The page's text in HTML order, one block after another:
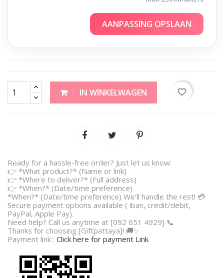
AANPASSING OPSLAAN
IN WINKELWAGEN favorite_border
Ready for a hassle-free order? Just let us know:
👉 *What product?* (Name or link)
👉 *Where to deliver?* (Full address)
👉 *When?* (Date/time preference)
*When?* (Date/time preference) We’ll handle the rest! 💳
Secure payment options available ( iban, credit/debit,
PayPal, Apple Pay).
Need help? Call us anytime at [092 651 4929] 📞
Thanks for choosing [Giftpattaya]! 🚚✨
Payment link : Click here for payment Link